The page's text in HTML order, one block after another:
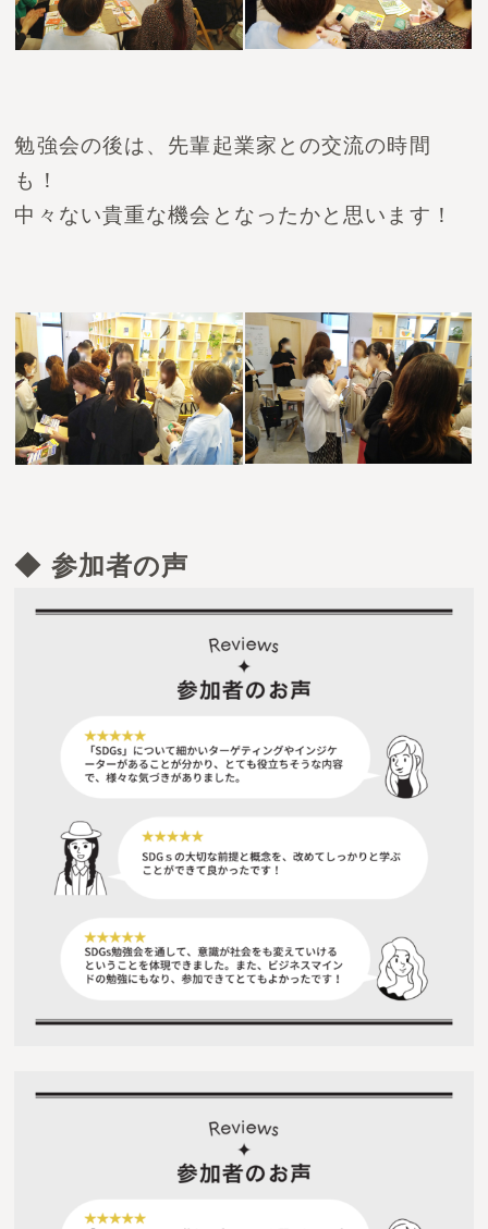
勉強会の後は、先輩起業家との交流の時間
も！
中々ない貴重な機会となったかと思います！
◆ 参加者の声